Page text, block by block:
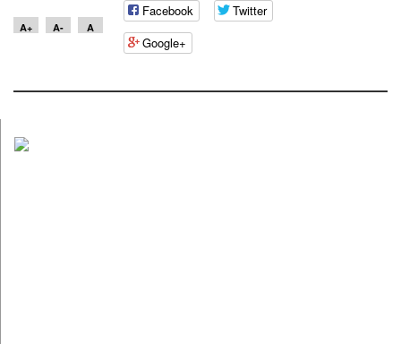
A+ A- A
Facebook
Twitter
Google+